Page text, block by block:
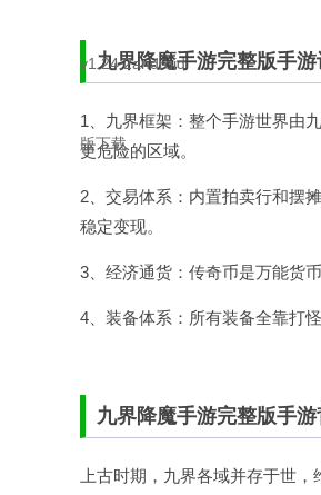
九界降魔手游完整版手游
1、九界框架：整个手游世界由
更危险的区域。
2、交易体系：内置拍卖行和摆
稳定变现。
3、经济通货：传奇币是万能货
4、装备体系：所有装备全靠打
九界降魔手游完整版手
上古时期，九界各域并存于世